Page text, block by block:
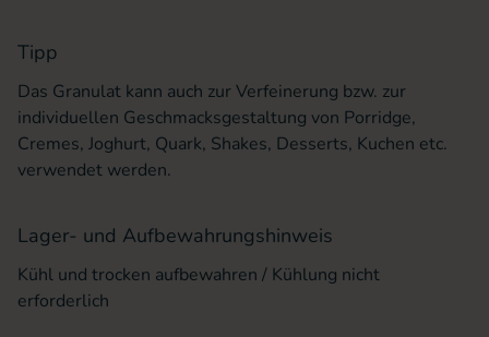
Tipp
Das Granulat kann auch zur Verfeinerung bzw. zur
individuellen Geschmacksgestaltung von Porridge,
Cremes, Joghurt, Quark, Shakes, Desserts, Kuchen etc.
verwendet werden.
Lager- und Aufbewahrungshinweis
Kühl und trocken aufbewahren / Kühlung nicht
erforderlich